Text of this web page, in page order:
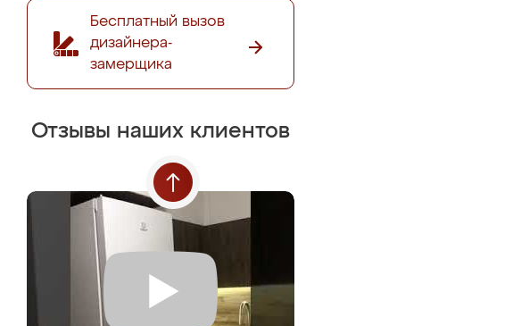
Бесплатный вызов
дизайнера-
замерщика
Отзывы наших клиентов